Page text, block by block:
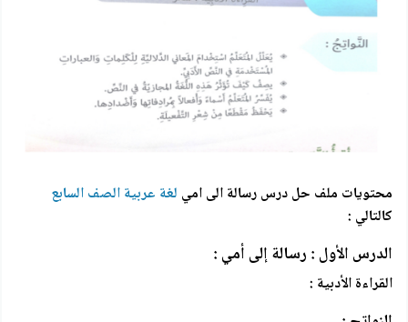
محتويات ملف حل درس رسالة الى امي لغة عربية الصف السابع
كالتالي :
الدرس الأول : رسالة إلى أمي :
القراءة الأدبية :